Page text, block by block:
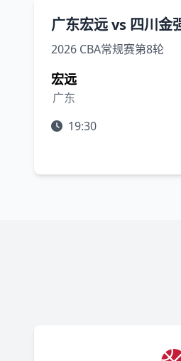
广东宏远 vs 四川金
2026 CBA常规赛第8轮
宏远
广东
19:30